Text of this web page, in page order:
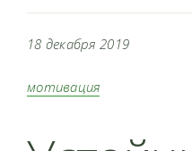
18 декабря 2019
мотивация